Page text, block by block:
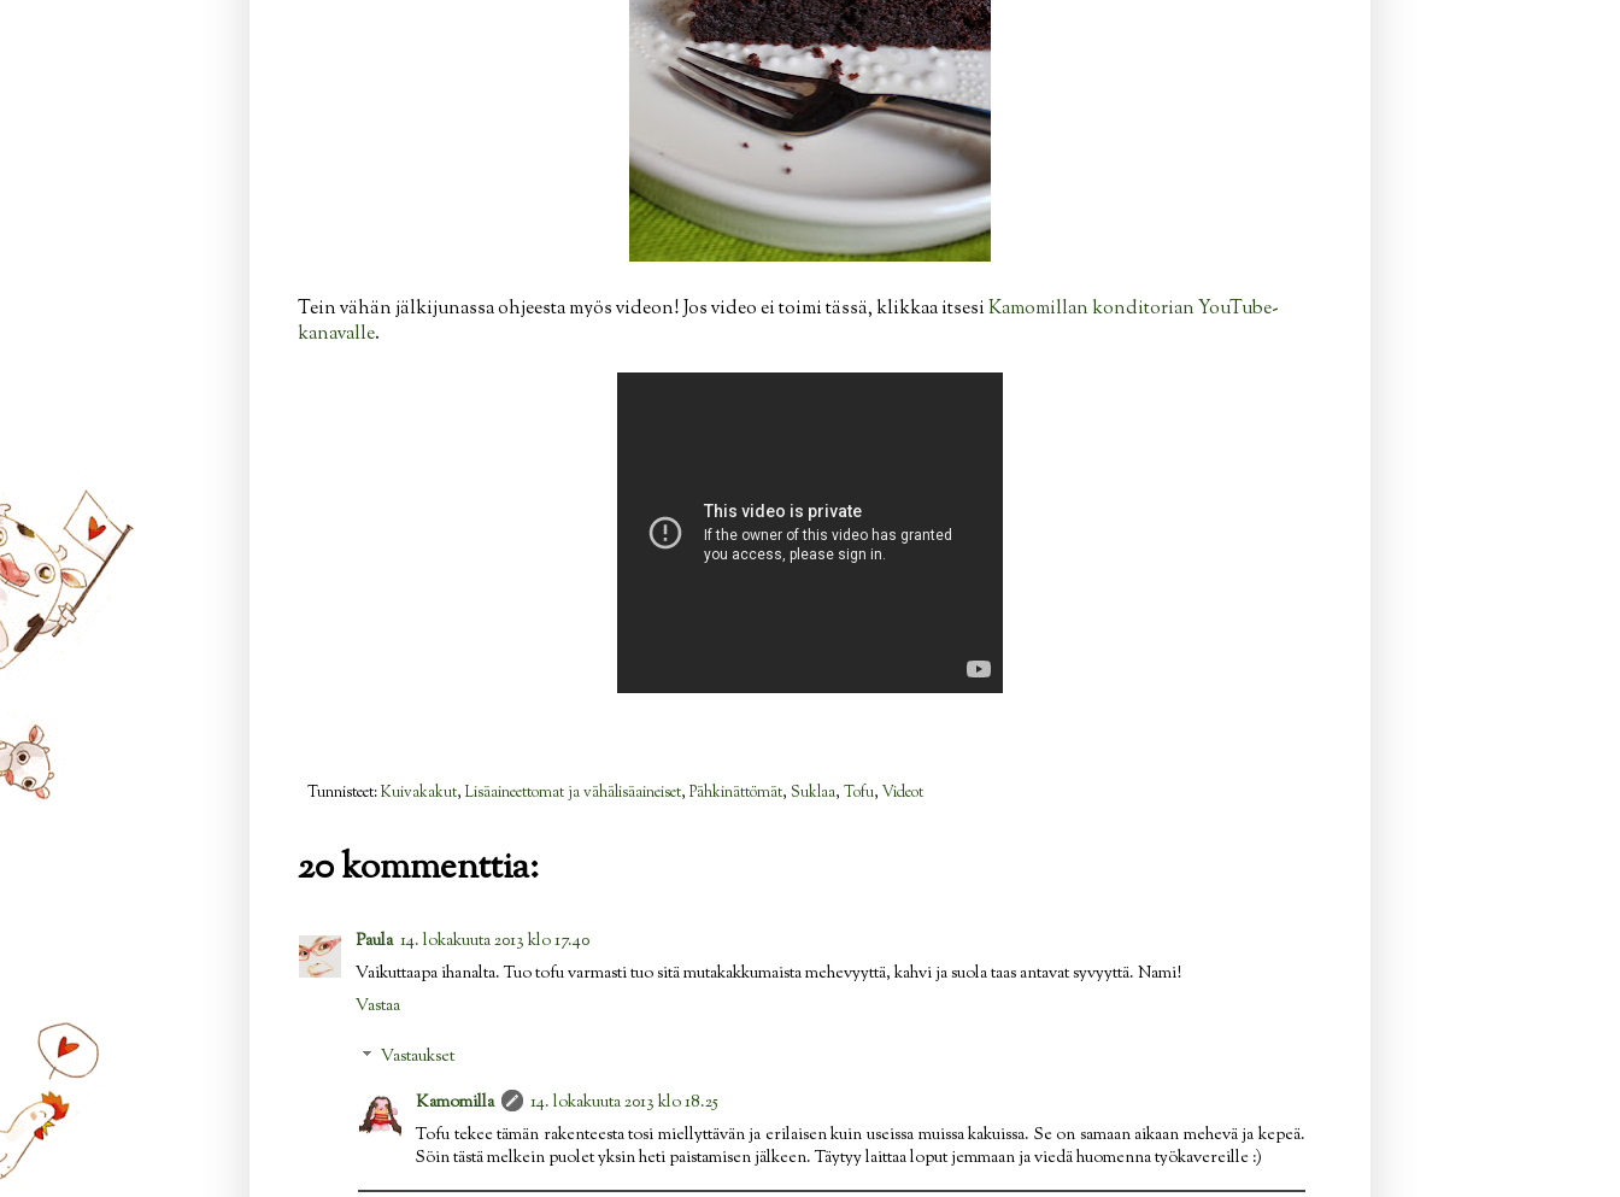
Tein vähän jälkijunassa ohjeesta myös videon! Jos video ei toimi tässä, klikkaa itsesiKamomillan konditorian YouTube-
kanavalle.
Tunnisteet:Kuivakakut, Lisäaineettomat ja vähälisäaineiset, Pähkinättömät, Suklaa, Tofu, Videot
20 kommenttia:
Paula 14. lokakuuta 2013 klo 17.40
Vaikuttaapa ihanalta. Tuo tofu varmasti tuo sitä mutakakkumaista mehevyyttä, kahvi ja suola taas antavat syvyyttä. Nami!
Vastaa
Vastaukset
Kamomilla
14. lokakuuta 2013 klo 18.25
Tofu tekee tämän rakenteesta tosi miellyttävän ja erilaisen kuin useissa muissa kakuissa. Se on samaan aikaan mehevä ja kepeä.
Söin tästä melkein puolet yksin heti paistamisen jälkeen. Täytyy laittaa loput jemmaan ja viedä huomenna työkavereille :)